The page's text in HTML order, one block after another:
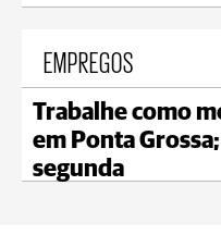
EMPREGOS
Trabalhe como
em Ponta
segunda